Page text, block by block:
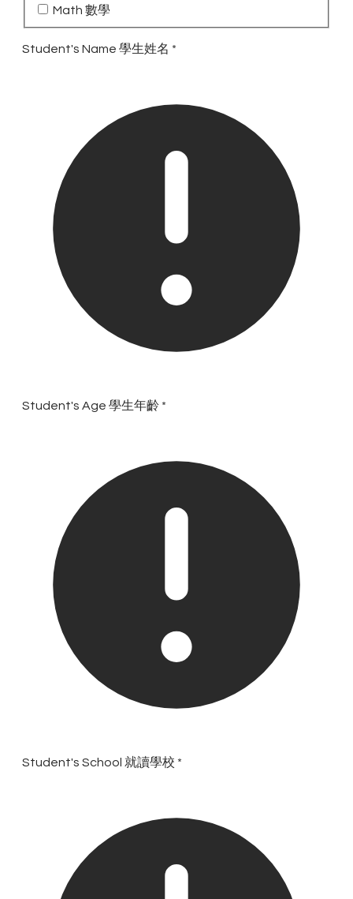
Math 數學
Student's Name 學生姓名 *
Student's Age 學生年齡 *
Student's School 就讀學校 *